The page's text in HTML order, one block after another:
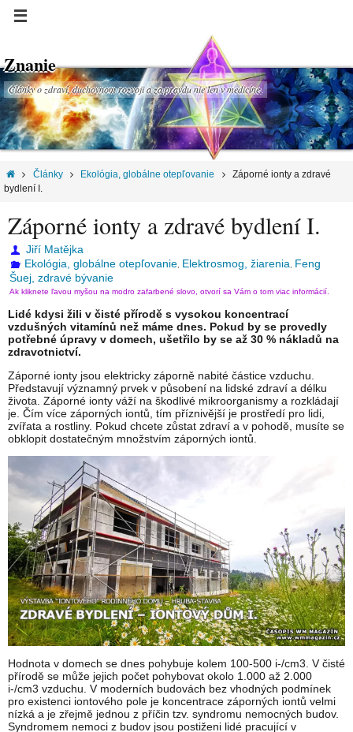
Znanie
Články o zdraví, duchovnom rozvoji a za pravdu nie len v medicíne.
Články Ekológia, globálne otepľovanie
Záporné ionty a zdravé
bydlení I.
Záporné ionty a zdravé bydlení I.
Jiří Matějka
Ekológia, globálne otepľovanie Elektrosmog, žiarenia Feng
Šuej, zdravé bývanie
Ak kliknete ľavou myšou na modro zafarbené slovo, otvorí sa Vám o tom viac informácií.
Lidé kdysi žili v čisté přírodě s vysokou koncentrací
vzdušných vitamínů než máme dnes. Pokud by se provedly
potřebné úpravy v domech, ušetřilo by se až 30 % nákladů na
zdravotnictví.
Záporné ionty jsou elektricky záporně nabité částice vzduchu.
Představují významný prvek v působení na lidské zdraví a délku
života. Záporné ionty váží na škodlivé mikroorganismy a rozkládají
je. Čím více záporných iontů, tím příznivější je prostředí pro lidi,
zvířata a rostliny. Pokud chcete zůstat zdraví a v pohodě, musíte se
obklopit dostatečným množstvím záporných iontů.
Hodnota v domech se dnes pohybuje kolem 100-500 i-/cm3. V čisté
přírodě se může jejich počet pohybovat okolo 1.000 až 2.000
i-/cm3 vzduchu. V moderních budovách bez vhodných podmínek
pro existenci iontového pole je koncentrace záporných iontů velmi
nízká a je zřejmě jednou z příčin tzv. syndromu nemocných budov.
Syndromem nemoci z budov jsou postiženi lidé pracující v